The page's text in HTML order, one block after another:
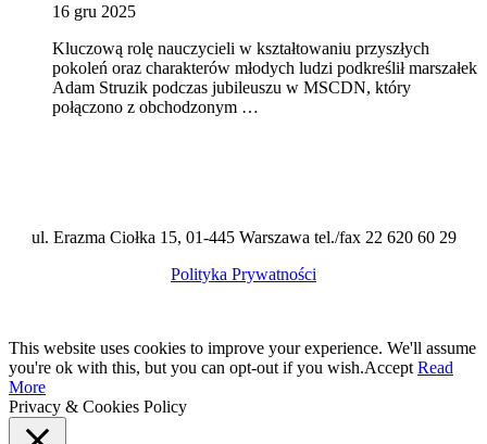
16 gru 2025
Kluczową rolę nauczycieli w kształtowaniu przyszłych
pokoleń oraz charakterów młodych ludzi podkreślił marszałek
Adam Struzik podczas jubileuszu w MSCDN, który
połączono z obchodzonym …
ul. Erazma Ciołka 15, 01-445 Warszawa tel./fax 22 620 60 29
Polityka Prywatności
This website uses cookies to improve your experience. We'll assume
you're ok with this, but you can opt-out if you wish.Accept Read
More
Privacy & Cookies Policy